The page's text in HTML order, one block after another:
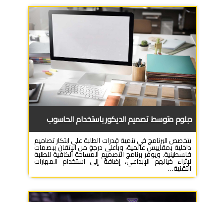
دبلوم متوسط تصميم الديكور باستخدام الحاسوب
يتخصص البرنامج في تنمية قدرات الطلبة على ابتكار تصاميم
داخلية بمقاييس عالمية، وبأعلى درجةٍ من الإتقان ببصمات
فلسطينية. ويوفر برنامج التصميم المساحة الكافية للطلبة
لإثراء خيالهم الإبداعي، إضافةً إلى استخدام المهارات
التقنية…